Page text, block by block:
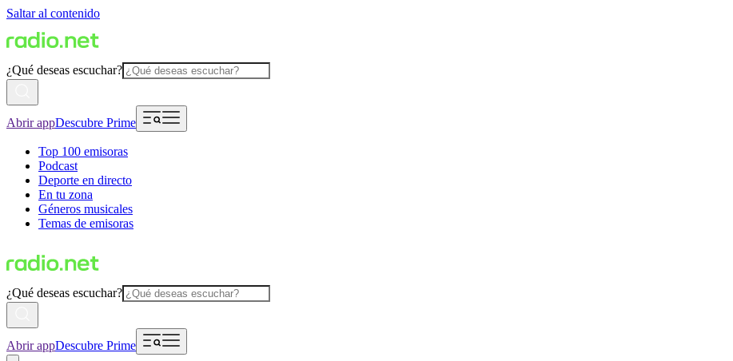
Saltar al contenido
¿Qué deseas escuchar?
Abrir appDescubre Prime
Top 100 emisoras
Podcast
Deporte en directo
En tu zona
Géneros musicales
Temas de emisoras
¿Qué deseas escuchar?
Abrir appDescubre Prime